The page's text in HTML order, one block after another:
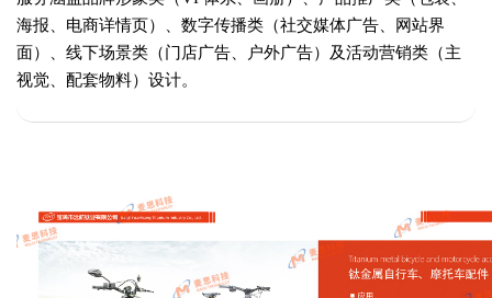
海报、电商详情页）、数字传播类（社交媒体广告、网站界
面）、线下场景类（门店广告、户外广告）及活动营销类（主
视觉、配套物料）设计。